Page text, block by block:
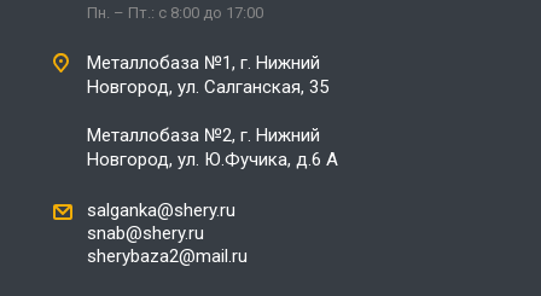
Пн. – Пт.: с 8:00 до 17:00
Металлобаза №1, г. Нижний
Новгород, ул. Салганская, 35
Металлобаза №2, г. Нижний
Новгород, ул. Ю.Фучика, д.6 А
salganka@shery.ru
snab@shery.ru
sherybaza2@mail.ru